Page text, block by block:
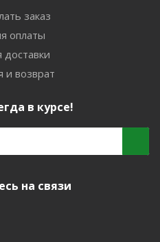
заказ
оплаты
доставки
и возврат
в курсе!
на связи